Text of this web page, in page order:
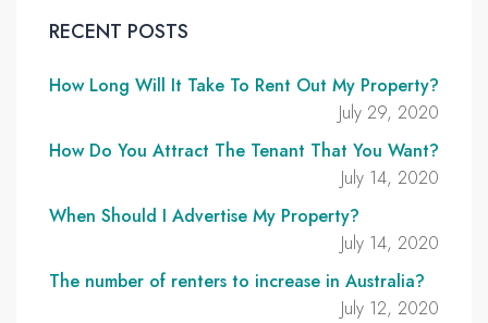
RECENT POSTS
How Long Will It Take To Rent Out My Property?
July 29, 2020
How Do You Attract The Tenant That You Want?
July 14, 2020
When Should I Advertise My Property?
July 14, 2020
The number of renters to increase in Australia?
July 12, 2020